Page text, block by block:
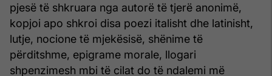
pjesë të shkruara nga autorë të tjerë anonimë,
kopjoi apo shkroi disa poezi italisht dhe latinisht,
lutje, nocione të mjekësisë, shënime të
përditshme, epigrame morale, llogari
shpenzimesh mbi të cilat do të ndalemi më